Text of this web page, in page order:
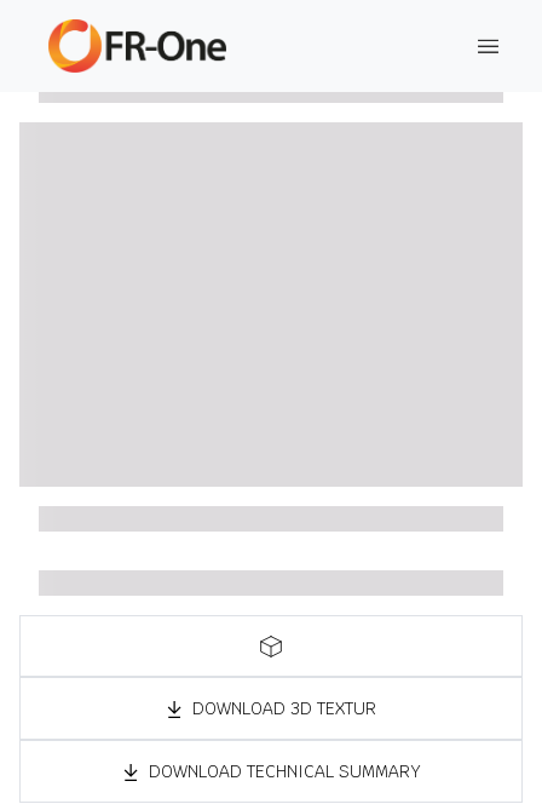
DOWNLOAD 3D TEXTUR
DOWNLOAD TECHNICAL SUMMARY